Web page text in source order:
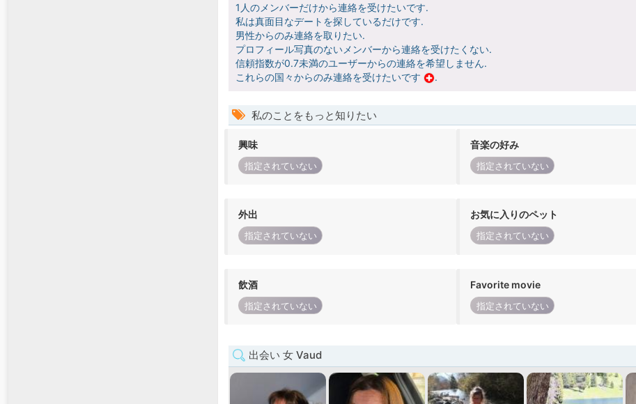
1人のメンバーだけから連絡を受けたいです.
私は真面目なデートを探しているだけです.
男性からのみ連絡を取りたい.
プロフィール写真のないメンバーから連絡を受けたくない.
信頼指数が0.7未満のユーザーからの連絡を希望しません.
これらの国々からのみ連絡を受けたいです
.
私のことをもっと知りたい
興味
指定されていない
音楽の好み
指定されていない
外出
指定されていない
お気に入りのペット
指定されていない
飲酒
指定されていない
Favorite movie
指定されていない
出会い 女 Vaud